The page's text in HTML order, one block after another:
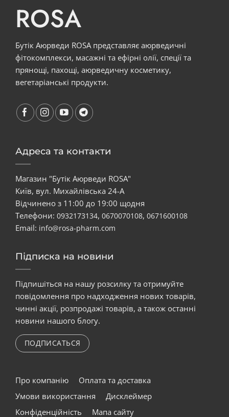
ROSA
Бутік Аюрведи ROSA представляє аюрведичні
фітокомплекси, масажні та ефірні олії, спеції та
прянощі, пахощі, аюрведичну косметику,
вегетаріанські продукти.
Адреса та контакти
Магазин "Бутік Аюрведи ROSA"
Київ, вул. Михайлівська 24-А
Відчинено з 11:00 до 19:00 щодня
Телефони: 0932173134, 0670070108, 0671600108
Email: info@rosa-pharm.com
Підписка на новини
Підпишіться на нашу розсилку та отримуйте
повідомлення про надходження нових товарів,
чинні акції, розпродажі товарів, а також останні
новини нашого блогу.
ПОДПИСАТЬСЯ
Про компанію
Оплата та доставка
Умови використання
Дисклеймер
Конфіденційність
Мапа сайту